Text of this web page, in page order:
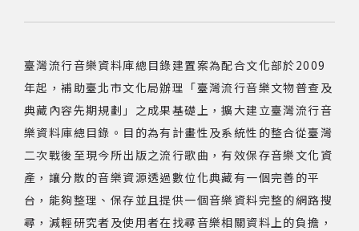
臺灣流行音樂資料庫總目錄建置案為配合文化部於2009
年起，補助臺北市文化局辦理「臺灣流行音樂文物普查及
典藏內容先期規劃」之成果基礎上，擴大建立臺灣流行音
樂資料庫總目錄。目的為有計畫性及系統性的整合從臺灣
二次戰後至現今所出版之流行歌曲，有效保存音樂文化資
產，讓分散的音樂資源透過數位化典藏有一個完善的平
台，能夠整理、保存並且提供一個音樂資料完整的網路搜
尋，減輕研究者及使用者在找尋音樂相關資料上的負擔，
專文專區
網站導覽
關於資料庫
音樂空間